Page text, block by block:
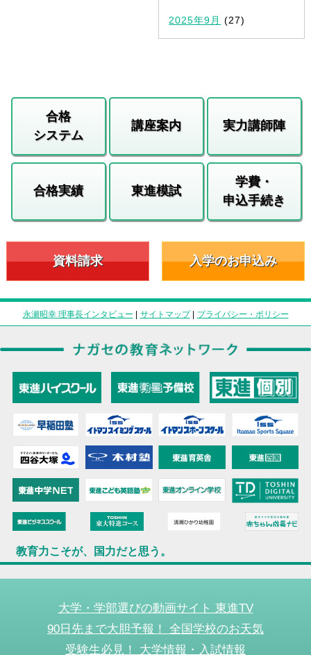
2025年9月 (27)
合格
システム
講座案内 実力講師陣
合格実績 東進模試
学費・
申込手続き
資料請求 入学のお申込み
永瀬昭幸 理事長インタビュー | サイトマップ| プライバシー・ポリシー
教育力こそが、国力だと思う。
大学・学部選びの動画サイト 東進TV
90日先まで大胆予報！ 全国学校のお天気
受験生必見！ 大学情報・入試情報